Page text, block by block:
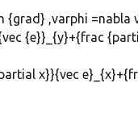
,varphi =nabla
{e}}_{y}+{frac